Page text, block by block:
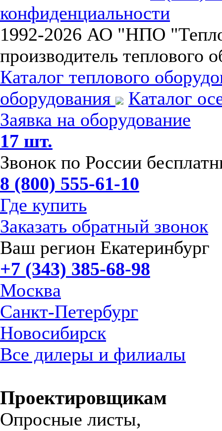
конфиденциальности
1992-2026 АО "НПО
производитель теплового
Каталог теплового
оборудования
Каталог
Заявка на оборудование
17 шт.
Звонок по России
8 (800) 555-61-10
Где купить
Заказать обратный звонок
Ваш регион Екатеринбург
+7 (343) 385-68-98
Москва
Санкт-Петербург
Новосибирск
Все дилеры и филиалы
Проектировщикам
Опросные листы,